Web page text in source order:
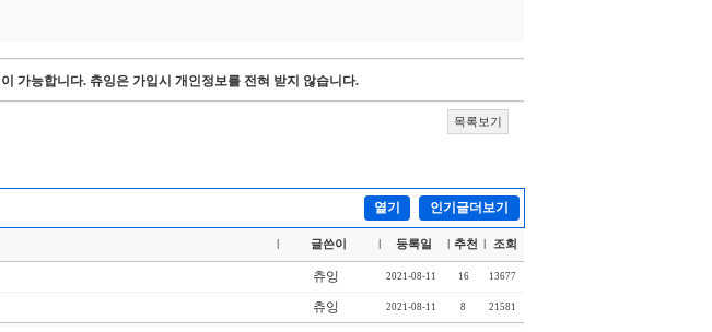
가능합니다. 츄잉은 가입시 개인정보를 전혀 받지 않습니다.
목록보기
열기 인기글더보기
글쓴이 등록일 추천 조회
츄잉 2021-08-11 16 13677
츄잉 2021-08-11 8 21581